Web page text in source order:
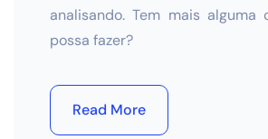
analisando. Tem mais alguma
possa fazer?
Read More